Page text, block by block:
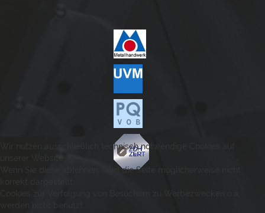
Wir nutzen ausschließlich technisch notwendige Cookies auf
Wenn Sie diese ablehnen, wird die Seite möglicherweise nicht